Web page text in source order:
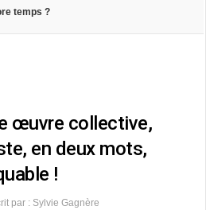
temps ?
œuvre collective,
en deux mots,
!
par : Sylvie Gagnère